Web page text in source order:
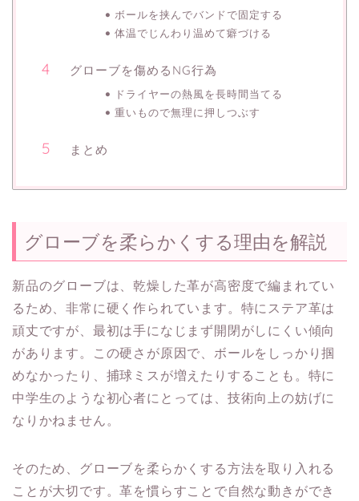
ボールを挟んでバンドで固定する
体温でじんわり温めて癖づける
グローブを傷めるNG行為
ドライヤーの熱風を長時間当てる
重いもので無理に押しつぶす
まとめ
グローブを柔らかくする理由を解説
新品のグローブは、乾燥した革が高密度で編まれてい
るため、非常に硬く作られています。特にステア革は
頑丈ですが、最初は手になじまず開閉がしにくい傾向
があります。この硬さが原因で、ボールをしっかり掴
めなかったり、捕球ミスが増えたりすることも。特に
中学生のような初心者にとっては、技術向上の妨げに
なりかねません。
そのため、グローブを柔らかくする方法を取り入れる
ことが大切です。革を慣らすことで自然な動きができ